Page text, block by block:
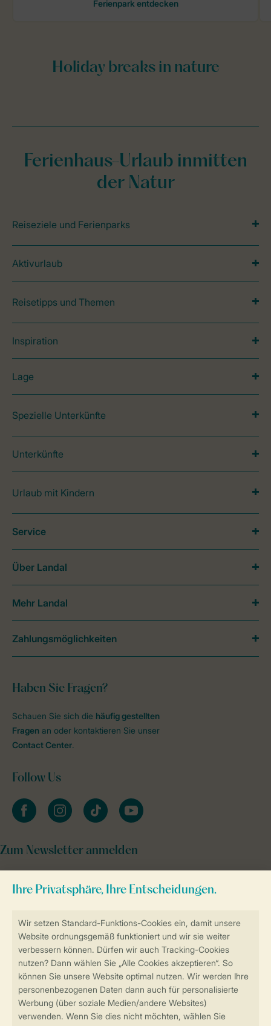
Sicher und schnell zur Online-Buchung
Sichere Datenübertragung
Sicheres Bezahlen
Ferienhaus-Urlaub inmitten
der Natur
Reiseziele und Ferienparks
Aktivurlaub
Reisetipps und Themen
Inspiration
Lage
Spezielle Unterkünfte
Unterkünfte
Urlaub mit Kindern
Haben Sie Fragen?
Schauen Sie sich die häufig gestellten
Fragen an oder kontaktieren Sie unser
Contact Center.
Follow Us
facebookinstagramtiktok youtube
Zum Newsletter anmelden
Service
Über Landal
Mehr Landal
Zahlungsmöglichkeiten